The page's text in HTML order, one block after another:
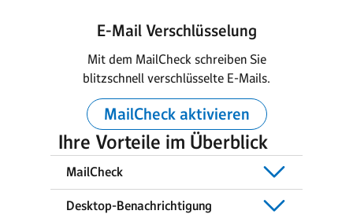
E-Mail Verschlüsselung
Mit dem MailCheck schreiben Sie
blitzschnell verschlüsselte E-Mails.
MailCheck aktivieren
Ihre Vorteile im Überblick
MailCheck
Desktop-Benachrichtigung